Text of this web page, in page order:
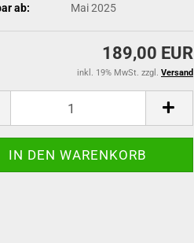
vergessen?
ab:
Mai 2025
189,00 EUR
inkl. 19% MwSt. zzgl. Versand